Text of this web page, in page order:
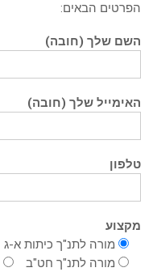
הפרטים הבאים:
השם שלך (חובה)
האימייל שלך (חובה)
טלפון
מקצוע
מורה לתנ"ך כיתות א-ג
מורה לתנ"ך חט"ב